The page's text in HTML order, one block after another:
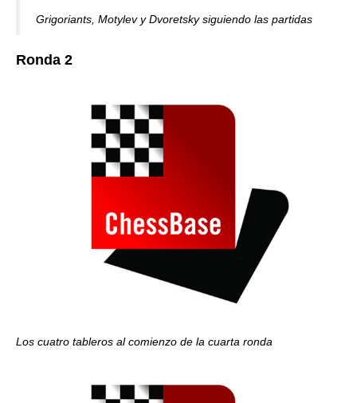
Grigoriants, Motylev y Dvoretsky siguiendo las partidas
Ronda 2
Los cuatro tableros al comienzo de la cuarta ronda